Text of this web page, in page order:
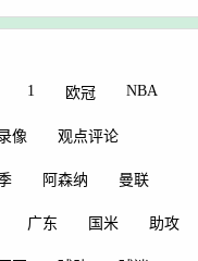
1 欧冠 NBA
像 观点评论
阿森纳 曼联
广东 国米 助攻